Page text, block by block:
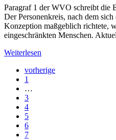
Paragraf 1 der WVO schreibt die
Der Personenkreis, nach dem
Konzeption maßgeblich richtete,
eingeschränkten Menschen.
Weiterlesen
vorherige
1
…
3
4
5
6
7